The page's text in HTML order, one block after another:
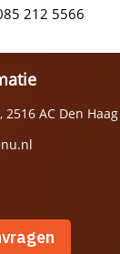
212 5566
2516 AC Den Haag